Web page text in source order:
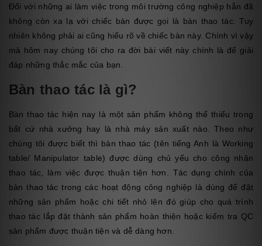
Đối với những ai làm việc trong môi trường công nghiệp hẳn đã
không còn xa lạ với chiếc bàn được gọi là bàn thao tác. Tuy
nhiên không phải ai cũng hiểu rõ về chiếc bàn này. Chính vì vậy
mà hôm nay chúng tôi cho ra đời bài viết này chính là để giải
đáp những thắc mắc của bạn.
Bàn thao tác là gì?
Bàn thao tác hiện nay là một sản phẩm không thể thiếu trong
bất cứ nhà xưởng hay là nhà máy sản xuất nào. Theo như
chúng tôi được biết thì bàn thao tác (tên tiếng Anh là Working
table/ Manipulator table) được dùng chủ yếu cho công nhân
thao tác, làm việc được thuận tiện hơn. Tác dụng chính của
bàn thao tác trong các hoạt động công nghiệp là dùng để đặt
những sản phẩm hoặc chi tiết nhỏ lên đó giúp cho quá trình
thao tác lắp đặt thành sản phẩm hoàn thiện hoặc kiểm tra QC
sản phẩm được thuận tiện và dễ dàng hơn.